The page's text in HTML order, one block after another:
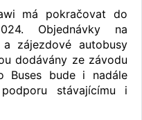
má pokračovat do
Objednávky na
zájezdové autobusy
dodávány ze závodu
Buses bude i nadále
stávajícímu i